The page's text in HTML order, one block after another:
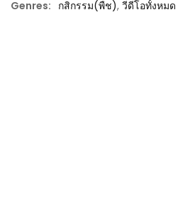
Genres: กสิกรรม(พืช), วีดีโอทั้งหมด